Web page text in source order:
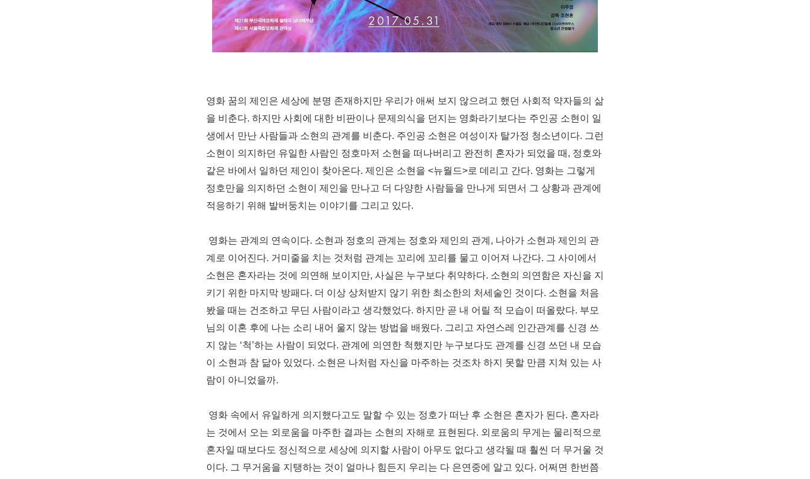
영화 꿈의 제인은 세상에 분명 존재하지만 우리가 애써 보지 않으려고 했던 사회적 약자들의 삶
을 비춘다. 하지만 사회에 대한 비판이나 문제의식을 던지는 영화라기보다는 주인공 소현이 일
생에서 만난 사람들과 소현의 관계를 비춘다. 주인공 소현은 여성이자 탈가정 청소년이다. 그런
소현이 의지하던 유일한 사람인 정호마저 소현을 떠나버리고 완전히 혼자가 되었을 때 , 정호와
같은 바에서 일하던 제인이 찾아온다. 제인은 소현을 <뉴월드>로 데리고 간다. 영화는 그렇게
정호만을 의지하던 소현이 제인을 만나고 더 다양한 사람들을 만나게 되면서 그 상황과 관계에
적응하기 위해 발버둥치는 이야기를 그리고 있다.
영화는 관계의 연속이다. 소현과 정호의 관계는 정호와 제인의 관계 , 나아가 소현과 제인의 관
계로 이어진다. 거미줄을 치는 것처럼 관계는 꼬리에 꼬리를 물고 이어져 나간다. 그 사이에서
소현은 혼자라는 것에 의연해 보이지만, 사실은 누구보다 취약하다. 소현의 의연함은 자신을 지
키기 위한 마지막 방패다. 더 이상 상처받지 않기 위한 최소한의 처세술인 것이다. 소현을 처음
봤을 때는 건조하고 무딘 사람이라고 생각했었다. 하지만 곧 내 어릴 적 모습이 떠올랐다. 부모
님의 이혼 후에 나는 소리 내어 울지 않는 방법을 배웠다. 그리고 자연스레 인간관계를 신경 쓰
지 않는 ‘척’하는 사람이 되었다. 관계에 의연한 척했지만 누구보다도 관계를 신경 쓰던 내 모습
이 소현과 참 닮아 있었다. 소현은 나처럼 자신을 마주하는 것조차 하지 못할 만큼 지쳐 있는 사
람이 아니었을까.
영화 속에서 유일하게 의지했다고도 말할 수 있는 정호가 떠난 후 소현은 혼자가 된다. 혼자라
는 것에서 오는 외로움을 마주한 결과는 소현의 자해로 표현된다. 외로움의 무게는 물리적으로
혼자일 때보다도 정신적으로 세상에 의지할 사람이 아무도 없다고 생각될 때 훨씬 더 무거울 것
이다. 그 무거움을 지탱하는 것이 얼마나 힘든지 우리는 다 은연중에 알고 있다. 어쩌면 한번쯤